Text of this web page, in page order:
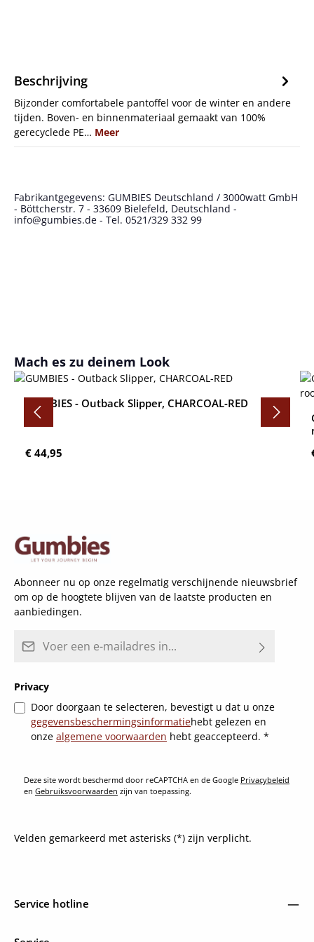
Beschrijving
Bijzonder comfortabele pantoffel voor de winter en andere
tijden. Boven- en binnenmateriaal gemaakt van 100%
gerecyclede PE… Meer
Fabrikantgegevens: GUMBIES Deutschland / 3000watt GmbH
- Böttcherstr. 7 - 33609 Bielefeld, Deutschland -
info@gumbies.de - Tel. 0521/329 332 99
Productgalerij overslaan
Mach es zu deinem Look
GUMBIES - Outback Slipper, CHARCOAL-RED
Normale prijs:
€ 44,95
Abonneer nu op onze regelmatig verschijnende nieuwsbrief
om op de hoogtete blijven van de laatste producten en
aanbiedingen.
Privacy
Door doorgaan te selecteren, bevestigt u dat u onze
gegevensbeschermingsinformatiehebt gelezen en
onze algemene voorwaarden hebt geaccepteerd. *
Deze site wordt beschermd door reCAPTCHA en de Google Privacybeleid
en Gebruiksvoorwaarden zijn van toepassing.
Velden gemarkeerd met asterisks (*) zijn verplicht.
Service hotline